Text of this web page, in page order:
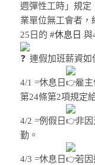
週彈性工時」規定
業單位無工會者，
25日的 #休息日 與
連假加班薪資如
4/1 =休息日
雇主
第24條第2項規定
4/2 =例假日
非因
勤。
4/3 =休息日
若因